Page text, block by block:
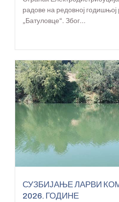
радове на редовној
„Батуловце“. Због...
СУЗБИЈАЊЕ ЛАРВИ
2026. ГОДИНЕ